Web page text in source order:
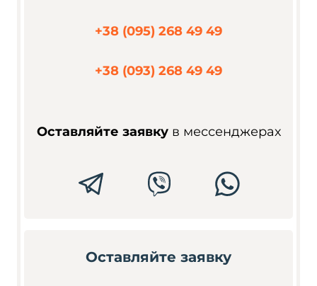
+38 (095) 268 49 49
+38 (093) 268 49 49
Оставляйте заявкув мессенджерах
Оставляйте заявку